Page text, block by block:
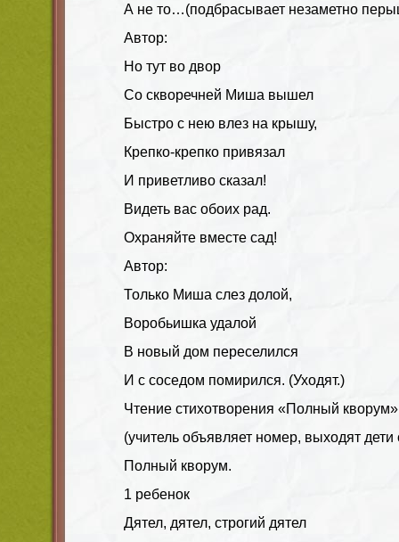
А не то…(подбрасывает незаметно
Автор:
Но тут во двор
Со скворечней Миша вышел
Быстро с нею влез на крышу,
Крепко-крепко привязал
И приветливо сказал!
Видеть вас обоих рад.
Охраняйте вместе сад!
Автор:
Только Миша слез долой,
Воробьишка удалой
В новый дом переселился
И с соседом помирился. (Уходят.)
Чтение стихотворения «Полный
(учитель объявляет номер, выходят
Полный кворум.
1 ребенок
Дятел, дятел, строгий дятел